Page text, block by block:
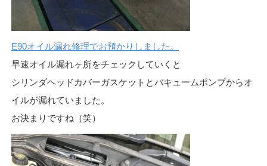
E90オイル漏れ修理でお預かりしました。
早速オイル漏れヶ所をチェックしていくと
シリンダヘッドカバーガスケットとバキュームポンプからオ
イルが漏れていました。
お決まりですね（笑）